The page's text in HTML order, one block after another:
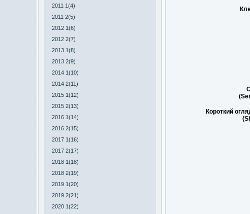
2011 1(4)
2011 2(5)
2012 1(6)
2012 2(7)
2013 1(8)
2013 2(9)
2014 1(10)
2014 2(11)
2015 1(12)
2015 2(13)
2016 1(14)
2016 2(15)
2017 1(16)
2017 2(17)
2018 1(18)
2018 2(19)
2019 1(20)
2019 2(21)
2020 1(22)
Короткий